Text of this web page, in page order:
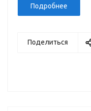
Подробнее
Поделиться